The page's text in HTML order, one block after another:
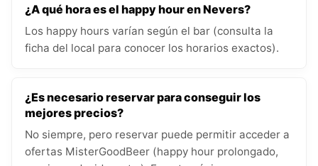
¿A qué hora es el happy hour en Nevers?
Los happy hours varían según el bar (consulta la
ficha del local para conocer los horarios exactos).
¿Es necesario reservar para conseguir los
mejores precios?
No siempre, pero reservar puede permitir acceder a
ofertas MisterGoodBeer (happy hour prolongado,